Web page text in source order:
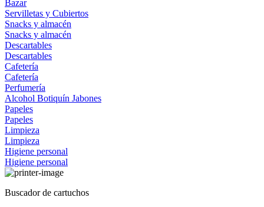
Bazar
Servilletas y Cubiertos
Snacks y almacén
Snacks y almacén
Descartables
Descartables
Cafetería
Cafetería
Perfumería
Alcohol Botiquín Jabones
Papeles
Papeles
Limpieza
Limpieza
Higiene personal
Higiene personal
Buscador de cartuchos